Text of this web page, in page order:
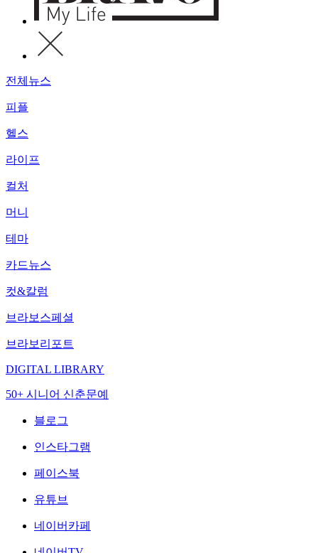
전체뉴스
피플
헬스
라이프
컬처
머니
테마
카드뉴스
컷&칼럼
브라보스페셜
브라보리포트
DIGITAL LIBRARY
50+ 시니어 신춘문예
블로그
인스타그램
페이스북
유튜브
네이버카페